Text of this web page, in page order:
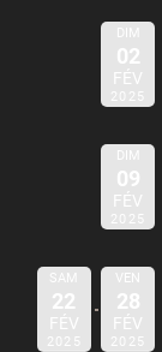
DIM
02
FÉV
2025
DIM
09
FÉV
2025
SAM
22
FÉV
2025
VEN
28
FÉV
2025